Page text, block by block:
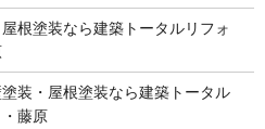
根塗装なら建築トータルリフォ
装・屋根塗装なら建築トータル
藤原